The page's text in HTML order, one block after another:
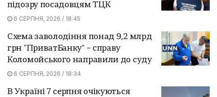
підозру посадовцям ТЦК
6 СЕРПНЯ, 2026 / 18:45
Схема заволодіння понад 9,2 млрд
грн "ПриватБанку" – справу
Коломойського направили до суду
6 СЕРПНЯ, 2026 / 18:34
В Україні 7 серпня очікуються